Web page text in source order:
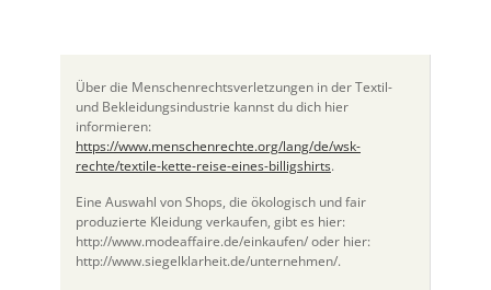
Über die Menschenrechtsverletzungen in der Textil-
und Bekleidungsindustrie kannst du dich hier
informieren:
https://www.menschenrechte.org/lang/de/wsk-
rechte/textile-kette-reise-eines-billigshirts.
Eine Auswahl von Shops, die ökologisch und fair
produzierte Kleidung verkaufen, gibt es hier:
http://www.modeaffaire.de/einkaufen/ oder hier:
http://www.siegelklarheit.de/unternehmen/.